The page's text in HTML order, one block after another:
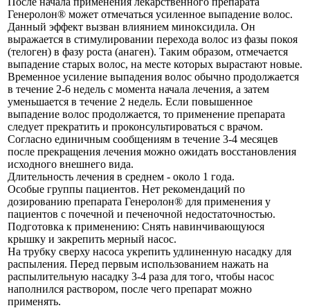
Генеролон® может отмечаться усиленное выпадение волос.
Данный эффект вызван влиянием миноксидила. Он
выражается в стимулировании перехода волос из фазы покоя
(телоген) в фазу роста (анаген). Таким образом, отмечается
выпадение старых волос, на месте которых вырастают новые.
Временное усиление выпадения волос обычно продолжается
в течение 2-6 недель с момента начала лечения, а затем
уменьшается в течение 2 недель. Если повышенное
выпадение волос продолжается, то применение препарата
следует прекратить и проконсультироваться с врачом.
Согласно единичным сообщениям в течение 3-4 месяцев
после прекращения лечения можно ожидать восстановления
исходного внешнего вида.
Длительность лечения в среднем - около 1 года.
Особые группы пациентов. Нет рекомендаций по
дозированию препарата Генеролон® для применения у
пациентов с почечной и печеночной недостаточностью.
Подготовка к применению: Снять навинчивающуюся
крышку и закрепить мерный насос.
На трубку сверху насоса укрепить удлиненную насадку для
распыления. Перед первым использованием нажать на
распылительную насадку 3-4 раза для того, чтобы насос
наполнился раствором, после чего препарат можно
применять.